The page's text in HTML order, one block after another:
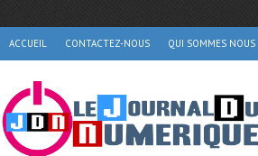
ACCUEIL CONTACTEZ-NOUS QUI SOMMES NOUS